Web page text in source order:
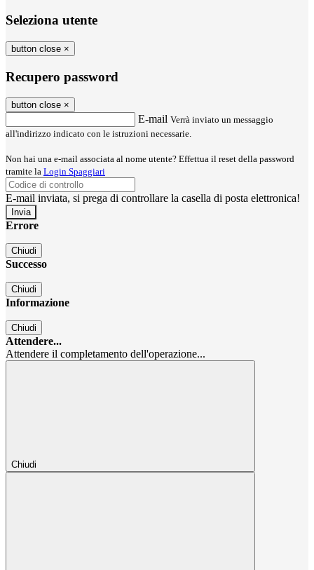
Seleziona utente
button close ×
Recupero password
button close ×
E-mail Verrà inviato un messaggio
all'indirizzo indicato con le istruzioni necessarie.
Non hai una e-mail associata al nome utente? Effettua il reset della password
tramite la Login Spaggiari
E-mail inviata, si prega di controllare la casella di posta elettronica!
Errore
Chiudi
Successo
Chiudi
Informazione
Chiudi
Attendere...
Attendere il completamento dell'operazione...
Chiudi